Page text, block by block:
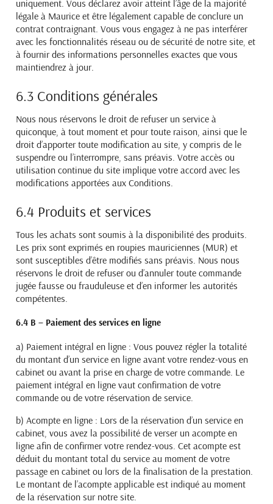
uniquement. Vous déclarez avoir atteint l’âge de la majorité
légale à Maurice et être légalement capable de conclure un
contrat contraignant. Vous vous engagez à ne pas interférer
avec les fonctionnalités réseau ou de sécurité de notre site, et
à fournir des informations personnelles exactes que vous
maintiendrez à jour.
6.3 Conditions générales
Nous nous réservons le droit de refuser un service à
quiconque, à tout moment et pour toute raison, ainsi que le
droit d’apporter toute modification au site, y compris de le
suspendre ou l’interrompre, sans préavis. Votre accès ou
utilisation continue du site implique votre accord avec les
modifications apportées aux Conditions.
6.4 Produits et services
Tous les achats sont soumis à la disponibilité des produits.
Les prix sont exprimés en roupies mauriciennes (MUR) et
sont susceptibles d’être modifiés sans préavis. Nous nous
réservons le droit de refuser ou d’annuler toute commande
jugée fausse ou frauduleuse et d’en informer les autorités
compétentes.
6.4 B – Paiement des services en ligne
a) Paiement intégral en ligne : Vous pouvez régler la totalité
du montant d’un service en ligne avant votre rendez-vous en
cabinet ou avant la prise en charge de votre commande. Le
paiement intégral en ligne vaut confirmation de votre
commande ou de votre réservation de service.
b) Acompte en ligne : Lors de la réservation d’un service en
cabinet, vous avez la possibilité de verser un acompte en
ligne afin de confirmer votre rendez-vous. Cet acompte est
déduit du montant total du service au moment de votre
passage en cabinet ou lors de la finalisation de la prestation.
Le montant de l’acompte applicable est indiqué au moment
de la réservation sur notre site.